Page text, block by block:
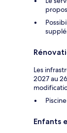
Les
2027 au
Piscine
Enfants